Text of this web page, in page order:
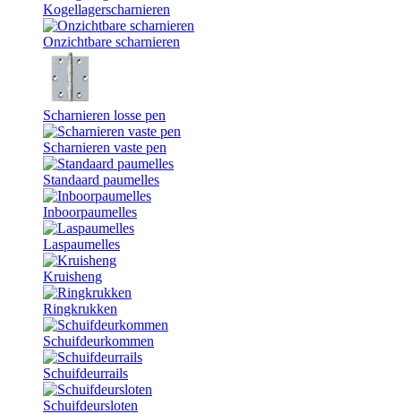
Kogellagerscharnieren
Onzichtbare scharnieren
Scharnieren losse pen
Scharnieren vaste pen
Standaard paumelles
Inboorpaumelles
Laspaumelles
Kruisheng
Ringkrukken
Schuifdeurkommen
Schuifdeurrails
Schuifdeursloten